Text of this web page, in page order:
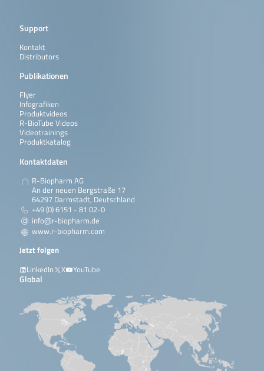
Support
Kontakt
Distributors
Publikationen
Flyer
Infografiken
Produktvideos
R-BioTube Videos
Videotrainings
Produktkatalog
Kontaktdaten
R-Biopharm AG
An der neuen Bergstraße 17
64297 Darmstadt, Deutschland
+49 (0) 6151 - 81 02-0
info@r-biopharm.de
www.r-biopharm.com
Jetzt folgen
LinkedIn
X YouTube
Global